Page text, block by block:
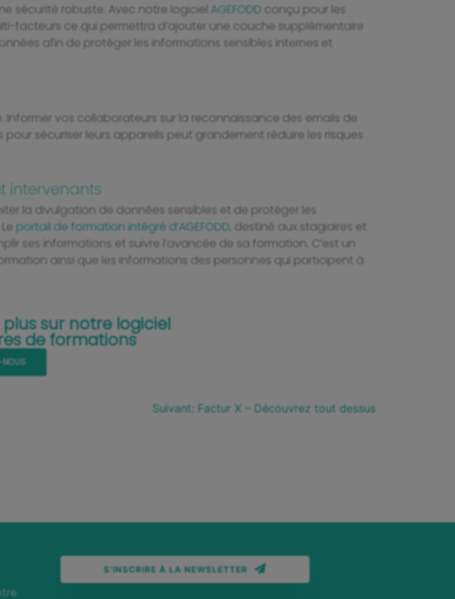
sécurité robuste. Avec notre logiciel AGEFODD conçu pour les
facteurs ce qui permettra d’ajouter une couche supplémentaire
afin de protéger les informations sensibles internes et
vos collaborateurs sur la reconnaissance des emails de
sécuriser leurs appareils peut grandement réduire les risques
intervenants
la divulgation de données sensibles et de protéger les
portail de formation intégré d’AGEFODD , destiné aux stagiaires et
ses informations et suivre l’avancée de sa formation. C’est un
ainsi que les informations des personnes qui participent à
sur notre logiciel
de formations
Suivant: Factur X – Découvrez tout dessus
S'INSCRIRE À LA NEWSLETTER